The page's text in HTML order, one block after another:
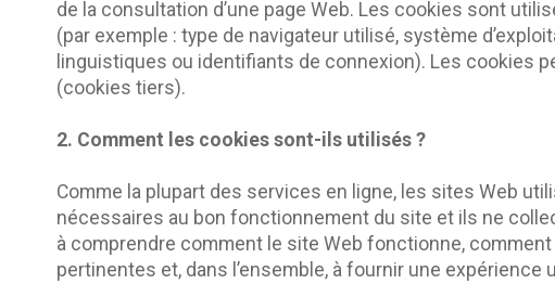
de la consultation d’une page Web. Les cookies sont
(par exemple : type de navigateur utilisé, système
linguistiques ou identifiants de connexion). Les cookies
(cookies tiers).
2. Comment les cookies sont-ils utilisés ?
Comme la plupart des services en ligne, les sites Web
nécessaires au bon fonctionnement du site et ils ne
à comprendre comment le site Web fonctionne,
pertinentes et, dans l’ensemble, à fournir une